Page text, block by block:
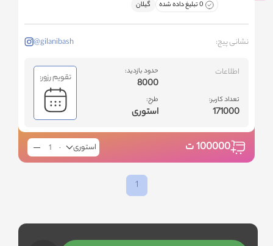
0 تبلیغ داده شده گیلان
نشانی پیج: @gilanibash
اطلاعات
تعداد کاربر:
171000
حدود بازدید:
8000
طرح:
استوری
تقویم رزور:
100000ت استوری
1